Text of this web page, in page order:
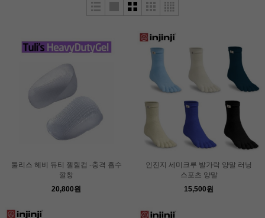
툴리스 헤비 듀티 젤힐컵 -충격 흡수
깔창
20,800원
인진지 세미크루 발가락 양말 러닝
스포츠 양말
15,500원